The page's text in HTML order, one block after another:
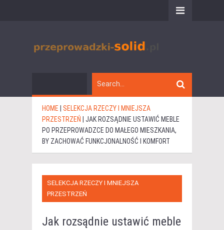
HOME SELEKCJA RZECZY I MNIEJSZA
PRZESTRZEŃ
JAK ROZSĄDNIE USTAWIĆ MEBLE
PO PRZEPROWADZCE DO MAŁEGO MIESZKANIA,
BY ZACHOWAĆ FUNKCJONALNOŚĆ I KOMFORT
SELEKCJA RZECZY I MNIEJSZA
PRZESTRZEŃ
Jak rozsądnie ustawić meble